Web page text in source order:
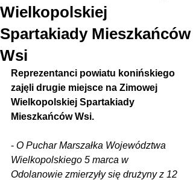
Wielkopolskiej
Spartakiady Mieszkańców
Wsi
Reprezentanci powiatu konińskiego
zajęli drugie miejsce na Zimowej
Wielkopolskiej Spartakiady
Mieszkańców Wsi.
- O Puchar Marszałka Województwa
Wielkopolskiego 5 marca w
Odolanowie zmierzyły się drużyny z 12